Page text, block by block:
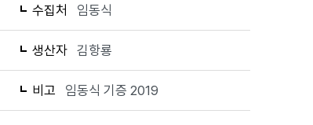
수집처 임동식
생산자 김항룡
비고 임동식 기증 2019